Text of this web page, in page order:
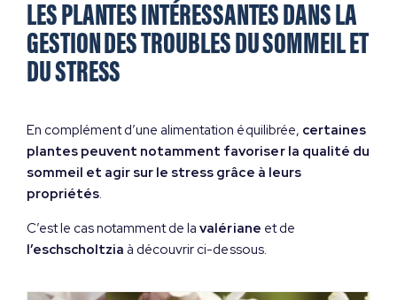
LES PLANTES INTÉRESSANTES DANS LA
GESTION DES TROUBLES DU SOMMEIL ET
DU STRESS
En complément d’une alimentation équilibrée, certaines
plantes peuvent notamment favoriser la qualité du
sommeil et agir sur le stress grâce à leurs
propriétés.
C’est le cas notamment de lavalériane et de
l’eschscholtzia à découvrir ci-dessous.